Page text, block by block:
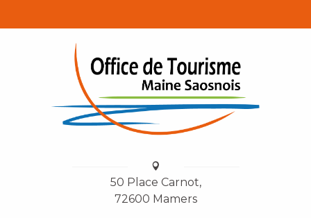
50 Place Carnot,
72600 Mamers